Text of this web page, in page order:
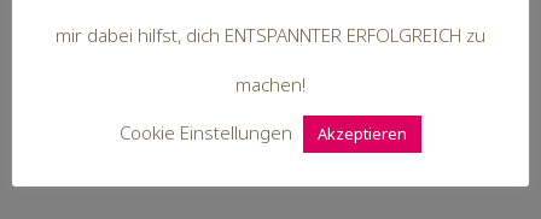
Deshalb bekommst du den SINN-
stiftenden Jahres-Rückblick im Easy-
Peasy-Format.
mir dabei hilfst, dich ENTSPANNTER ERFOLGREICH zu
machen!
Cookie Einstellungen Akzeptieren